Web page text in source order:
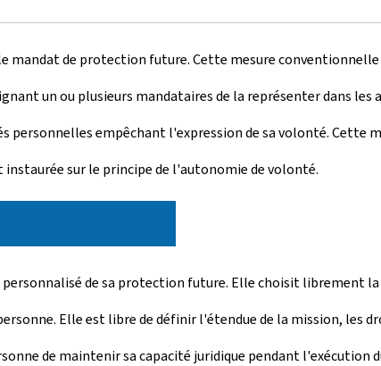
mandat de protection future. Cette mesure
un ou plusieurs mandataires de la représenter dans les
empêchant l'expression de sa volonté. Cette
sur le principe de l'autonomie de volonté.
de sa protection future. Elle choisit librement
Elle est libre de définir l'étendue de la mission, les
de maintenir sa capacité juridique pendant l'exécution